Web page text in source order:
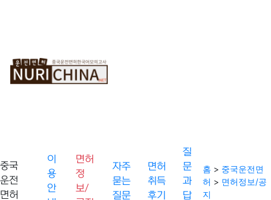
중국
운전
면허
이
용
안
면허
정
보/
자주
묻는
질문
면허
취득
후기
질
문
과
답
홈 > 중국운전면
허 > 면허정보/공
지